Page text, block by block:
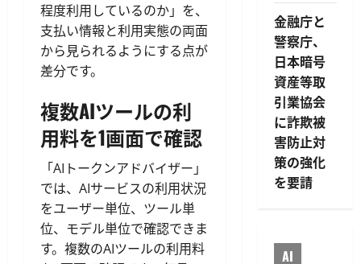
程度利用しているのか」を、
支払い情報と利用実態の両面
から見られるようにする点が
差分です。
複数AIツールの利
用料を1画面で確認
「AIトークンアドバイザー」
では、AIサービスの利用状況
をユーザー単位、ツール単
位、モデル単位で確認できま
す。複数のAIツールの利用料
金融庁と
警察庁、
日本暗号
資産等取
引業協会
に詐欺被
害防止対
策の強化
を要請
AI